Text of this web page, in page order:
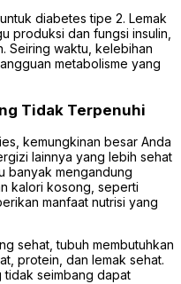
diabetes tipe 2. Lemak
produksi dan fungsi insulin,
Seiring waktu, kelebihan
metabolisme yang
Tidak Terpenuhi
kemungkinan besar Anda
lainnya yang lebih sehat
banyak mengandung
kalori kosong, seperti
manfaat nutrisi yang
sehat, tubuh membutuhkan
protein, dan lemak sehat.
tidak seimbang dapat